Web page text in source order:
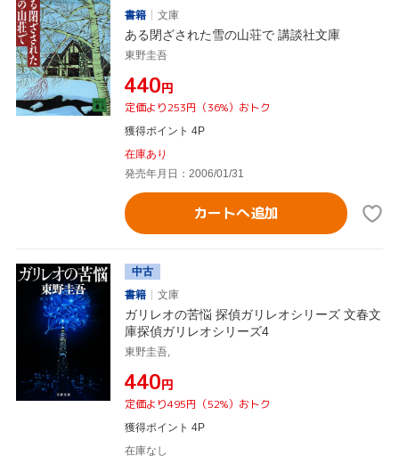
書籍 文庫
ある閉ざされた雪の山荘で 講談社文庫
東野圭吾
¥440円
定価より253円（36%）おトク
獲得ポイント 4P
在庫あり
発売年月日：2006/01/31
カートへ追加
中古
書籍
文庫
ガリレオの苦悩 探偵ガリレオシリーズ 文春文
庫探偵ガリレオシリーズ4
東野圭吾,
¥440円
定価より495円（52%）おトク
獲得ポイント 4P
在庫なし